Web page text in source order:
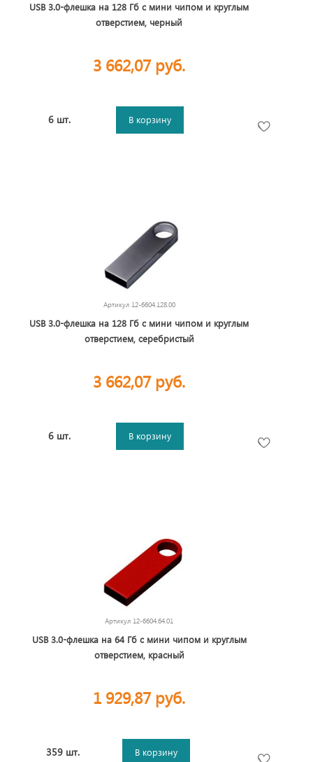
USB 3.0-флешка на 128 Гб с мини чипом и круглым
отверстием, черный
3 662,07 руб.
6 шт. В корзину
Артикул 12-6604.128.00
USB 3.0-флешка на 128 Гб с мини чипом и круглым
отверстием, серебристый
3 662,07 руб.
6 шт. В корзину
Артикул 12-6604.64.01
USB 3.0-флешка на 64 Гб с мини чипом и круглым
отверстием, красный
1 929,87 руб.
359 шт. В корзину